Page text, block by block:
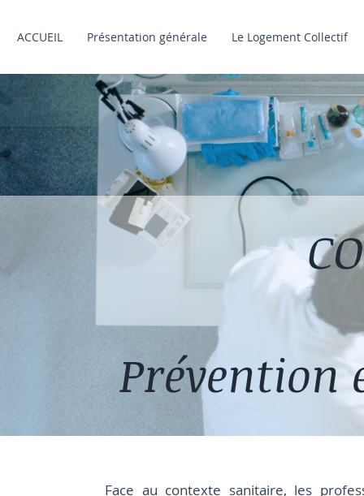
ACCUEIL Présentation générale Le Logement Collectif
Face au contexte sanitaire, les